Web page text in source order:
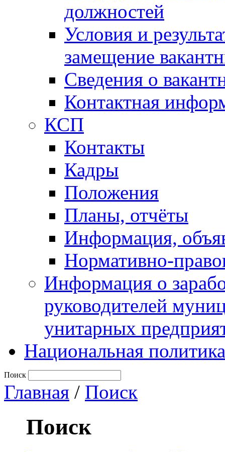
должностей
Условия и
замещение
Сведения о
Контактная
КСП
Контакты
Кадры
Положения
Планы, отчёты
Информация,
Нормативно-
Информация о
руководителей
унитарных
Национальная политика
Поиск
Главная / Поиск
Поиск